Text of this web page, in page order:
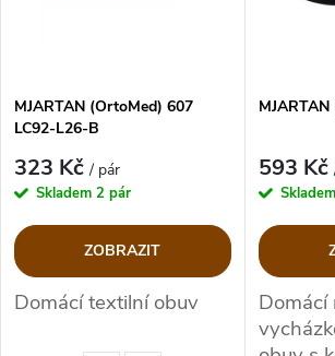
p
r
o
d
s
p
r
o
d
MJARTAN (OrtoMed) 607
LC92-L26-B
323 Kč/ pár
Skladem 2 pár
ZOBRAZIT
Domácí textilní obuv
593 Kč
Skladem
Domácí